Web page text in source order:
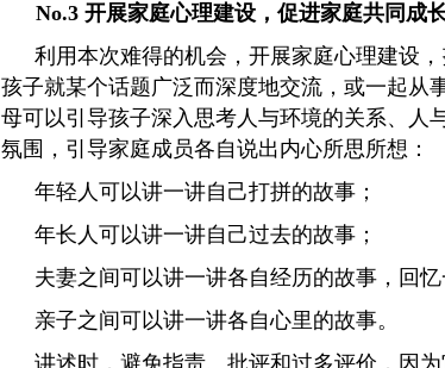
No.3 开展家庭心理建设，促进家庭共同成
利用本次难得的机会，开展家庭心理建设
孩子就某个话题广泛而深度地交流，或一起从
母可以引导孩子深入思考人与环境的关系、人
氛围，引导家庭成员各自说出内心所思所想：
年轻人可以讲一讲自己打拼的故事；
年长人可以讲一讲自己过去的故事；
夫妻之间可以讲一讲各自经历的故事，回忆
亲子之间可以讲一讲各自心里的故事。
讲述时，避免指责、批评和过多评价，因